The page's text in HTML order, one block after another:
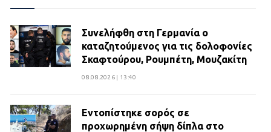
Συνελήφθη στη Γερμανία ο
καταζητούμενος για τις δολοφονίες
Σκαφτούρου, Ρουμπέτη, Μουζακίτη
08.08.2026 | 13:40
Εντοπίστηκε σορός σε
προχωρημένη σήψη δίπλα στο